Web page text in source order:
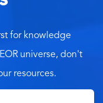
for knowledge
universe, don't
resources.